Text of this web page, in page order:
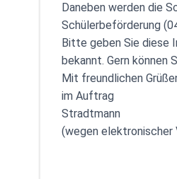
Daneben werden die
Schülerbeförderung
Bitte geben Sie diese
bekannt. Gern können
Mit freundlichen
im Auftrag
Stradtmann
(wegen elektronischer